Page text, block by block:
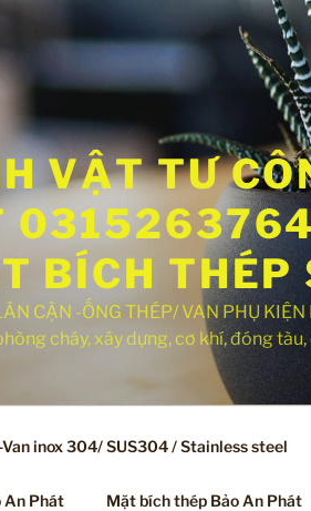
VẬT TƯ
BÍCH THÉP
CẬN -ỐNG THÉP/ VAN PHỤ
cháy, xây dựng, cơ khí, đóng
inox 304/ SUS304 / Stainless steel
An Phát Mặt bích thép Bảo An Phát